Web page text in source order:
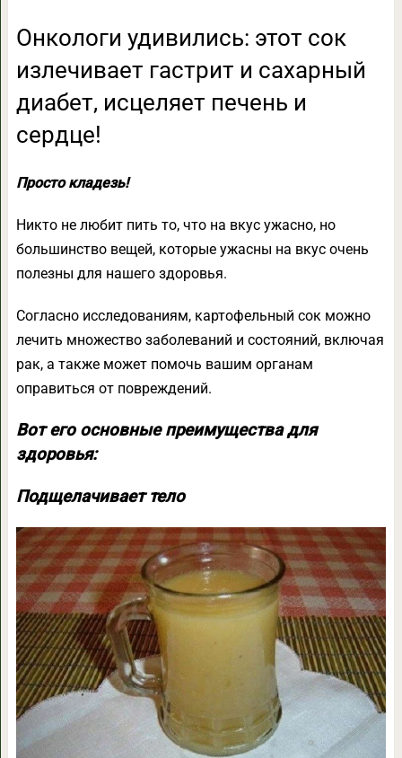
Онкологи удивились: этот сок
излечивает гастрит и сахарный
диабет, исцеляет печень и
сердце!
Просто кладезь!
Никто не любит пить то, что на вкус ужасно, но
большинство вещей, которые ужасны на вкус очень
полезны для нашего здоровья.
Согласно исследованиям, картофельный сок можно
лечить множество заболеваний и состояний, включая
рак, а также может помочь вашим органам
оправиться от повреждений.
Вот его основные преимущества для
здоровья:
Подщелачивает тело